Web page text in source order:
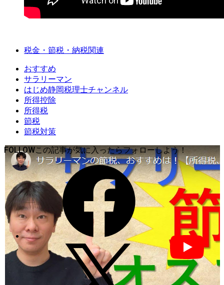
税金・節税・納税関連
おすすめ
サラリーマン
はじめ静岡税理士チャンネル
所得控除
所得税
節税
節税対策
FOLLOW